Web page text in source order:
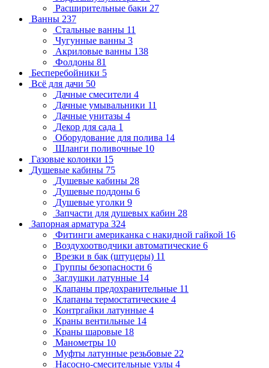
Расширительные баки 27
Ванны 237
Стальные ванны 11
Чугунные ванны 3
Акриловые ванны 138
Фолдоны 81
Бесперебойники 5
Всё для дачи 50
Дачные смесители 4
Дачные умывальники 11
Дачные унитазы 4
Декор для сада 1
Оборудование для полива 14
Шланги поливочные 10
Газовые колонки 15
Душевые кабины 75
Душевые кабины 28
Душевые поддоны 6
Душевые уголки 9
Запчасти для душевых кабин 28
Запорная арматура 324
Фитинги американка с накидной гайкой 16
Воздухоотводчики автоматические 6
Врезки в бак (штуцеры) 11
Группы безопасности 6
Заглушки латунные 14
Клапаны предохранительные 11
Клапаны термостатические 4
Контргайки латунные 4
Краны вентильные 14
Краны шаровые 18
Манометры 10
Муфты латунные резьбовые 22
Насосно-смесительные узлы 4